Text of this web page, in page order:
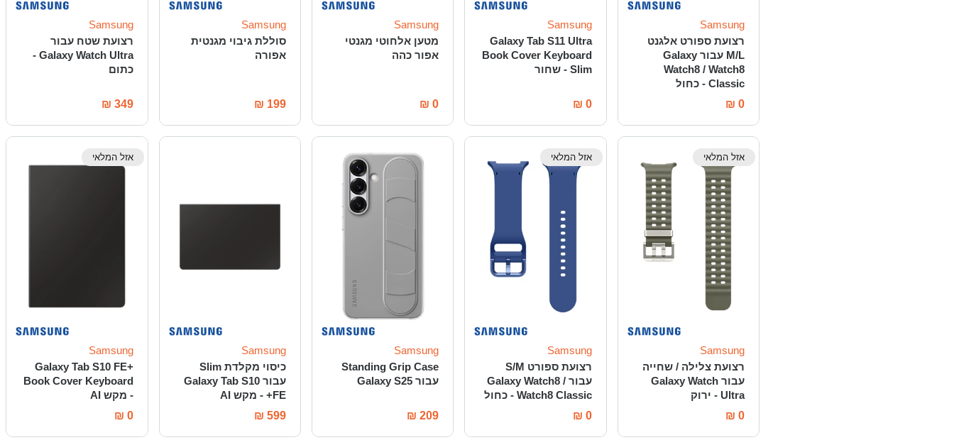
Samsung
רצועת ספורט אלגנט
M/L עבור Galaxy
Watch8 / Watch8
Classic - כחול
₪ 0
Samsung
Galaxy Tab S11 Ultra
Book Cover Keyboard
Slim - שחור
₪ 0
Samsung
מטען אלחוטי מגנטי
אפור כהה
₪ 0
Samsung
סוללת גיבוי מגנטית
אפורה
₪ 199
Samsung
רצועת שטח עבור
Galaxy Watch Ultra -
כתום
₪ 349
אזל המלאי
Samsung
רצועת צלילה / שחייה
עבור Galaxy Watch
Ultra - ירוק
₪ 0
אזל המלאי
Samsung
רצועת ספורט S/M
עבור Galaxy Watch8 /
Watch8 Classic - כחול
₪ 0
Samsung
Standing Grip Case
עבור Galaxy S25
₪ 209
Samsung
כיסוי מקלדת Slim
עבור Galaxy Tab S10
FE+ - מקש AI
₪ 599
אזל המלאי
Samsung
Galaxy Tab S10 FE+
Book Cover Keyboard
- מקש AI
₪ 0